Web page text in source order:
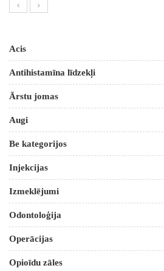
Acis
Antihistamīna līdzekļi
Ārstu jomas
Augi
Be kategorijos
Injekcijas
Izmeklējumi
Odontoloģija
Operācijas
Opioīdu zāles